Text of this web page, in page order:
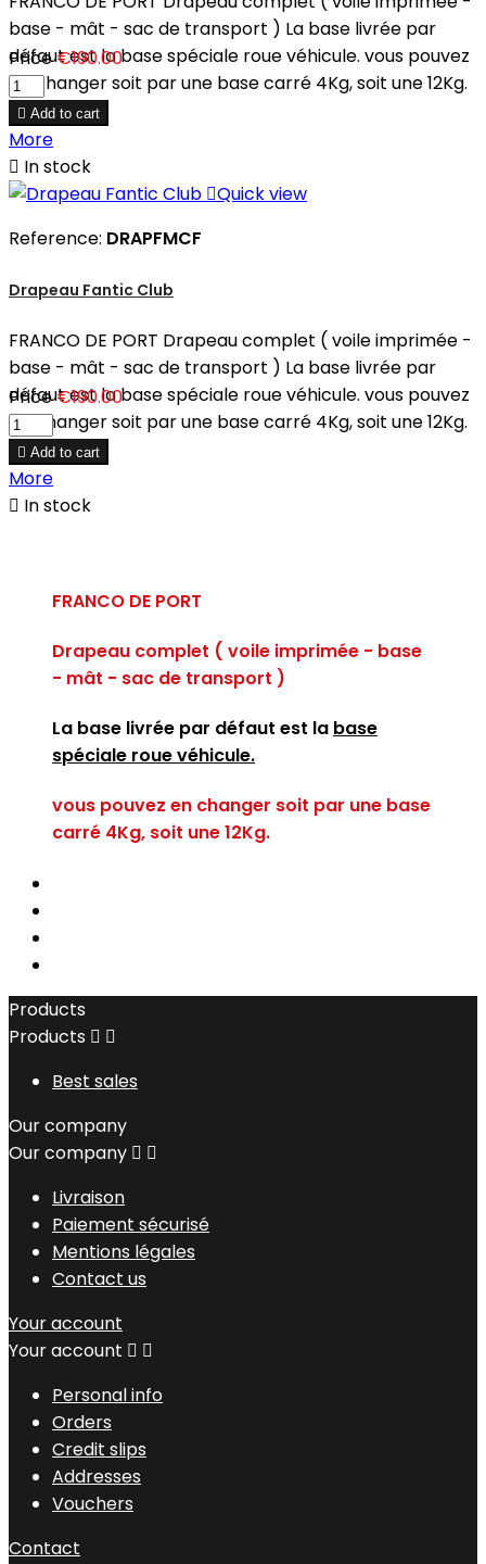
base - mât - sac de transport ) La base livrée par
défaut est la base spéciale roue véhicule. vous pouvez
en changer soit par une base carré 4Kg, soit une 12Kg.
Price€190.00
 Add to cart
More
 In stock
Quick view
Reference: DRAPFMCF
Drapeau Fantic Club
FRANCO DE PORT Drapeau complet ( voile imprimée -
base - mât - sac de transport ) La base livrée par
défaut est la base spéciale roue véhicule. vous pouvez
en changer soit par une base carré 4Kg, soit une 12Kg.
Price€190.00
 Add to cart
More
 In stock
FRANCO DE PORT
Drapeau complet ( voile imprimée - base
- mât - sac de transport )
La base livrée par défaut est la base
spéciale roue véhicule.
vous pouvez en changer soit par une base
carré 4Kg, soit une 12Kg.
Products
Products  
Best sales
Our company
Our company  
Livraison
Paiement sécurisé
Mentions légales
Contact us
Your account
Your account  
Personal info
Orders
Credit slips
Addresses
Vouchers
Contact